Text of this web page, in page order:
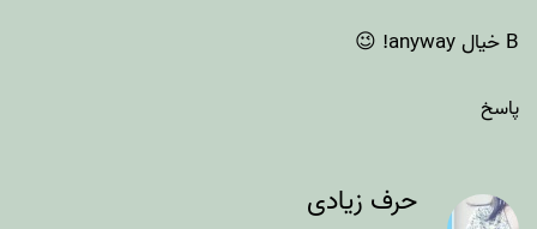
B خیال anyway! 😉
پاسخ
حرف زیادی